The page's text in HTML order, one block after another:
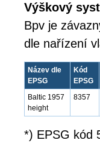
Výškový
Bpv je
dle nařízení
Název dle
EPSG
Kód
EPSG
Baltic 1957
height
8357
*) EPSG kód